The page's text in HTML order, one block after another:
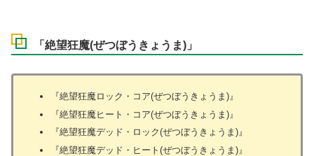
「絶望狂魔(ぜつぼうきょうま)」
『絶望狂魔ロック・コア(ぜつぼうきょうま)』
『絶望狂魔ヒート・コア(ぜつぼうきょうま)』
『絶望狂魔デッド・ロック(ぜつぼうきょうま)』
『絶望狂魔デッド・ヒート(ぜつぼうきょうま)』